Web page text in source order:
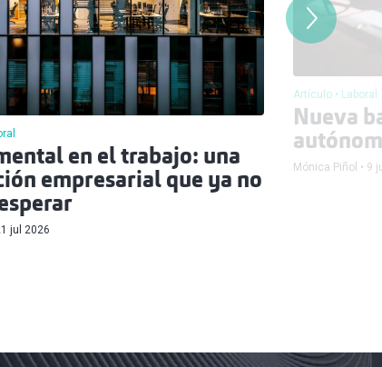
en el trabajo: una
empresarial que ya no
jul 2026
Artículo Laboral
Nueva
Mónica Piñol 9